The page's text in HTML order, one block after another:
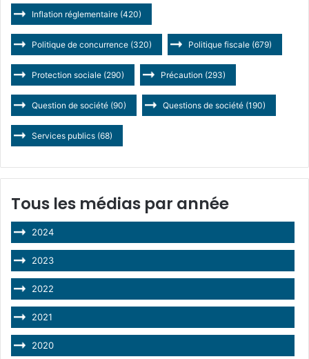
Inflation réglementaire (420)
Politique de concurrence (320) Politique fiscale (679)
Protection sociale (290) Précaution (293)
Question de société (90) Questions de société (190)
Services publics (68)
Tous les médias par année
2024
2023
2022
2021
2020